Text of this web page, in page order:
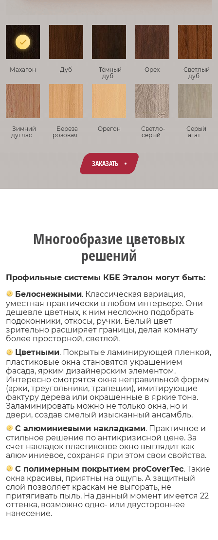
Махагон Дуб
Тёмный
дуб
Орех
Светлый
дуб
Зимний
дуглас
Береза
розовая
Орегон
Светло-
серый
Серый
агат
ЗАКАЗАТЬ
Многообразие цветовых
решений
Профильные системы КБЕ Эталон могут быть:
Белоснежными. Классическая вариация,
уместная практически в любом интерьере. Они
дешевле цветных, к ним несложно подобрать
подоконники, откосы, ручки. Белый цвет
зрительно расширяет границы, делая комнату
более просторной, светлой.
Цветными. Покрытые ламинирующей пленкой,
пластиковые окна становятся украшением
фасада, ярким дизайнерским элементом.
Интересно смотрятся окна неправильной формы
(арки, треугольники, трапеции), имитирующие
фактуру дерева или окрашенные в яркие тона.
Заламинировать можно не только окна, но и
двери, создав смелый изысканный ансамбль.
С алюминиевыми накладками. Практичное и
стильное решение по антикризисной цене. За
счет накладок пластиковое окно выглядит как
алюминиевое, сохраняя при этом свои свойства.
С полимерным покрытием proCoverTec. Такие
окна красивы, приятны на ощупь. А защитный
слой позволяет краскам не выгорать, не
притягивать пыль. На данный момент имеется 22
оттенка, возможно одно- или двустороннее
нанесение.